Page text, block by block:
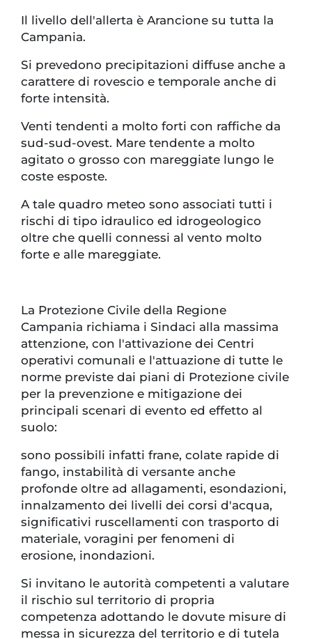
Il livello dell'allerta è Arancione su tutta la
Campania.
Si prevedono precipitazioni diffuse anche a
carattere di rovescio e temporale anche di
forte intensità.
Venti tendenti a molto forti con raffiche da
sud-sud-ovest. Mare tendente a molto
agitato o grosso con mareggiate lungo le
coste esposte.
A tale quadro meteo sono associati tutti i
rischi di tipo idraulico ed idrogeologico
oltre che quelli connessi al vento molto
forte e alle mareggiate.
La Protezione Civile della Regione
Campania richiama i Sindaci alla massima
attenzione, con l'attivazione dei Centri
operativi comunali e l'attuazione di tutte le
norme previste dai piani di Protezione civile
per la prevenzione e mitigazione dei
principali scenari di evento ed effetto al
suolo:
sono possibili infatti frane, colate rapide di
fango, instabilità di versante anche
profonde oltre ad allagamenti, esondazioni,
innalzamento dei livelli dei corsi d'acqua,
significativi ruscellamenti con trasporto di
materiale, voragini per fenomeni di
erosione, inondazioni.
Si invitano le autorità competenti a valutare
il rischio sul territorio di propria
competenza adottando le dovute misure di
messa in sicurezza del territorio e di tutela